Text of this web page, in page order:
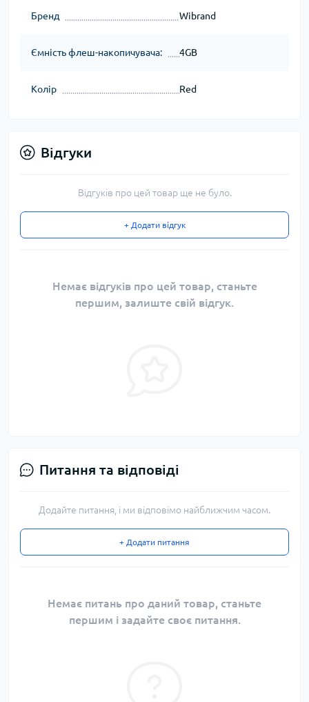
Бренд Wibrand
Ємність флеш-накопичувача: 4GB
Колір Red
Відгуки
Відгуків про цей товар ще не було.
+ Додати відгук
Немає відгуків про цей товар, станьте
першим, залиште свій відгук.
Питання та відповіді
Додайте питання, і ми відповімо найближчим часом.
+ Додати питання
Немає питань про даний товар, станьте
першим і задайте своє питання.